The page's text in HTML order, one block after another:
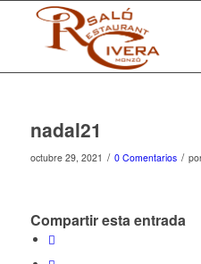
nadal21
octubre 29, 2021 / 0 Comentarios /
Compartir esta entrada